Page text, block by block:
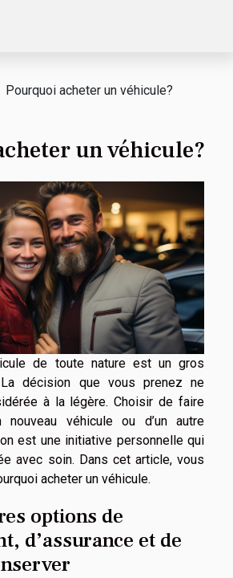
Pourquoi acheter un véhicule?
un véhicule?
de toute nature est un gros
La décision que vous prenez ne
à la légère. Choisir de faire
nouveau véhicule ou d’un autre
est une initiative personnelle qui
avec soin. Dans cet article, vous
acheter un véhicule.
options de
d’assurance et de